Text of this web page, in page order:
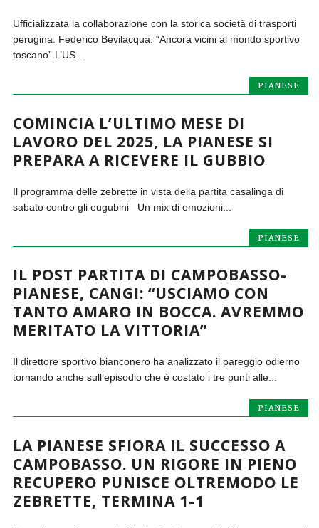
Ufficializzata la collaborazione con la storica società di trasporti
perugina. Federico Bevilacqua: “Ancora vicini al mondo sportivo
toscano” L’US...
PIANESE
COMINCIA L’ULTIMO MESE DI
LAVORO DEL 2025, LA PIANESE SI
PREPARA A RICEVERE IL GUBBIO
Il programma delle zebrette in vista della partita casalinga di
sabato contro gli eugubini Un mix di emozioni...
PIANESE
IL POST PARTITA DI CAMPOBASSO-
PIANESE, CANGI: “USCIAMO CON
TANTO AMARO IN BOCCA. AVREMMO
MERITATO LA VITTORIA”
Il direttore sportivo bianconero ha analizzato il pareggio odierno
tornando anche sull’episodio che è costato i tre punti alle...
PIANESE
LA PIANESE SFIORA IL SUCCESSO A
CAMPOBASSO. UN RIGORE IN PIENO
RECUPERO PUNISCE OLTREMODO LE
ZEBRETTE, TERMINA 1-1